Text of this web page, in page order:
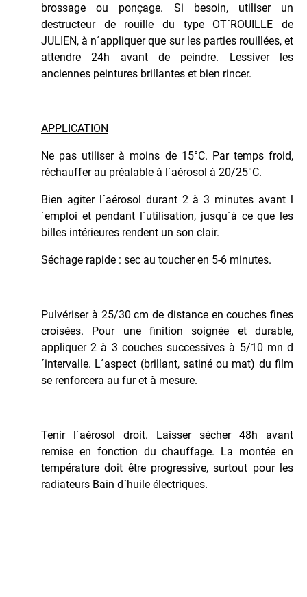
brossage ou ponçage. Si besoin, utiliser un
destructeur de rouille du type OT´ROUILLE de
JULIEN, à n´appliquer que sur les parties rouillées, et
attendre 24h avant de peindre. Lessiver les
anciennes peintures brillantes et bien rincer.
APPLICATION
Ne pas utiliser à moins de 15°C. Par temps froid,
réchauffer au préalable à l´aérosol à 20/25°C.
Bien agiter l´aérosol durant 2 à 3 minutes avant l
´emploi et pendant l´utilisation, jusqu´à ce que les
billes intérieures rendent un son clair.
Séchage rapide : sec au toucher en 5-6 minutes.
Pulvériser à 25/30 cm de distance en couches fines
croisées. Pour une finition soignée et durable,
appliquer 2 à 3 couches successives à 5/10 mn d
´intervalle. L´aspect (brillant, satiné ou mat) du film
se renforcera au fur et à mesure.
Tenir l´aérosol droit. Laisser sécher 48h avant
remise en fonction du chauffage. La montée en
température doit être progressive, surtout pour les
radiateurs Bain d´huile électriques.
Permanent
Traceur
Temporaire
VEHICULES